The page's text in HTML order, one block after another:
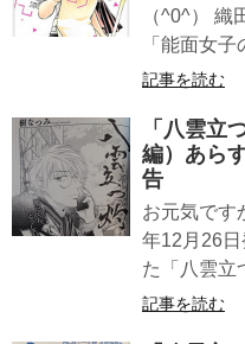
（^0^） 織
「能面女
記事を読む
「八雲立
編）あら
告
お元気です
年12月26
た「八雲立
記事を読む